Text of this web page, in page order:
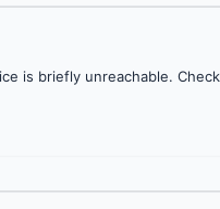
is briefly unreachable.